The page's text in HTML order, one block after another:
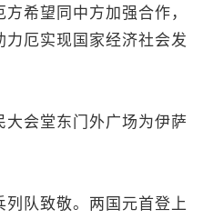
希望同中方加强合作，
厄实现国家经济社会发
会堂东门外广场为伊萨
队致敬。两国元首登上